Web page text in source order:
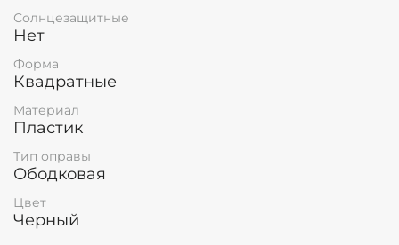
Солнцезащитные
Нет
Форма
Квадратные
Материал
Пластик
Тип оправы
Ободковая
Цвет
Черный